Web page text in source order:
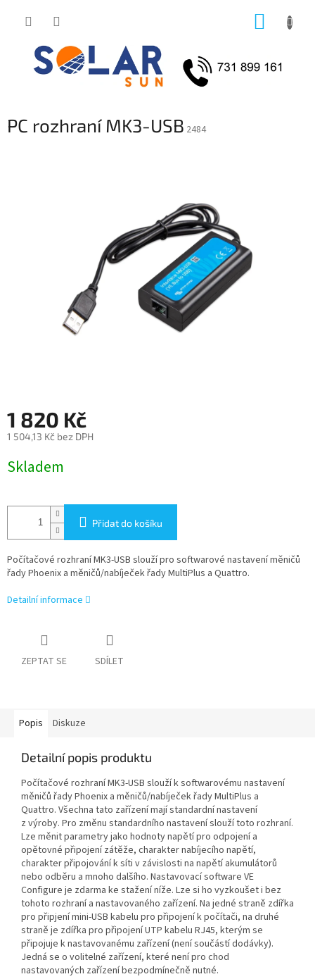
PC rozhraní MK3-USB 2484
1 820 Kč
1 504,13 Kč bez DPH
cena:
Skladem
Přidat do košíku
Počítačové rozhraní MK3-USB slouží pro softwarové nastavení měničů
řady Phoenix a měničů/nabíječek řady MultiPlus a Quattro.
Detailní informace
ZEPTAT SE SDÍLET
Popis Diskuze
Detailní popis produktu
Počítačové rozhraní MK3-USB slouží k softwarovému nastavení
měničů řady Phoenix a měničů/nabíječek řady MultiPlus a
Quattro. Všechna tato zařízení mají standardní nastavení
z výroby. Pro změnu standardního nastavení slouží toto rozhraní.
Lze měnit parametry jako hodnoty napětí pro odpojení a
opětovné připojení zátěže, charakter nabíjecího napětí,
charakter připojování k síti v závislosti na napětí akumulátorů
nebo odběru a mnoho dalšího. Nastavovací software VE
Configure je zdarma ke stažení níže. Lze si ho vyzkoušet i bez
tohoto rozhraní a nastavovaného zařízení. Na jedné straně zdířka
pro připjení mini-USB kabelu pro připojení k počítači, na druhé
straně je zdířka pro připojení UTP kabelu RJ45, kterým se
připojuje k nastavovanému zařízení (není součástí dodávky).
Jedná se o volitelné zařízení, které není pro chod
nastavovaných zařízení bezpodmínečně nutné.